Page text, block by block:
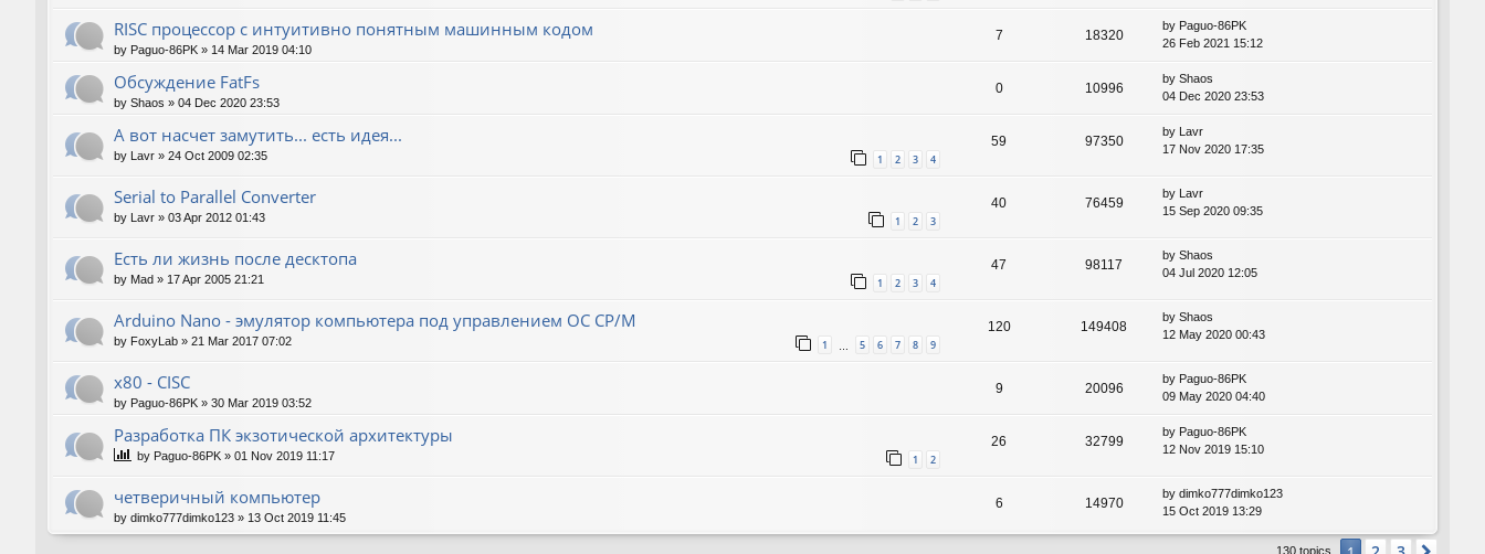
RISC процессор с интуитивно понятным машинным кодом
by Paguo-86PK » 14 Mar 2019 04:10
7 18320
by Paguo-86PK
26 Feb 2021 15:12
Обсуждение FatFs
by Shaos » 04 Dec 2020 23:53
0 10996
by Shaos
04 Dec 2020 23:53
А вот насчет замутить... есть идея...
by Lavr » 24 Oct 2009 02:35 1 2 3 4
59 97350
by Lavr
17 Nov 2020 17:35
Serial to Parallel Converter
by Lavr » 03 Apr 2012 01:43 1 2 3
40 76459
by Lavr
15 Sep 2020 09:35
Есть ли жизнь после десктопа
by Mad » 17 Apr 2005 21:21 1 2 3 4
47 98117
by Shaos
04 Jul 2020 12:05
Arduino Nano - эмулятор компьютера под управлением ОС CP/M
by FoxyLab » 21 Mar 2017 07:02 1 … 5 6 7 8 9
120 149408
by Shaos
12 May 2020 00:43
x80 - CISC
by Paguo-86PK » 30 Mar 2019 03:52
9 20096
by Paguo-86PK
09 May 2020 04:40
Разработка ПК экзотической архитектуры
by Paguo-86PK » 01 Nov 2019 11:17 1 2
26 32799
by Paguo-86PK
12 Nov 2019 15:10
четверичный компьютер
by dimko777dimko123 » 13 Oct 2019 11:45
6 14970
by dimko777dimko123
15 Oct 2019 13:29
130 topics